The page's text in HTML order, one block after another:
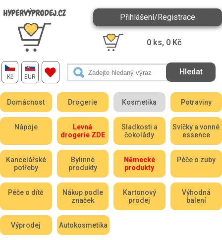
Kč EUR
Přihlášení/Registrace
0 ks, 0 Kč
Domácnost Drogerie Kosmetika Potraviny
Nápoje
Levná
drogerie ZDE
Sladkosti a
čokolády
Svíčky a vonné
essence
Kancelářské
potřeby
Bylinné
produkty
Německé
produkty
Péče o zuby
Péče o dítě
Nákup podle
značek
Kartonový
prodej
Výhodná
balení
Výprodej Autokosmetika